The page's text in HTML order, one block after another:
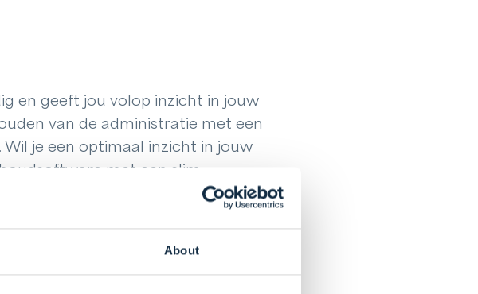
About
en geeft jou volop inzicht in jouw
van de administratie met een
je een optimaal inzicht in jouw
met een slim
dat je daardoor nog meer grip krijgt